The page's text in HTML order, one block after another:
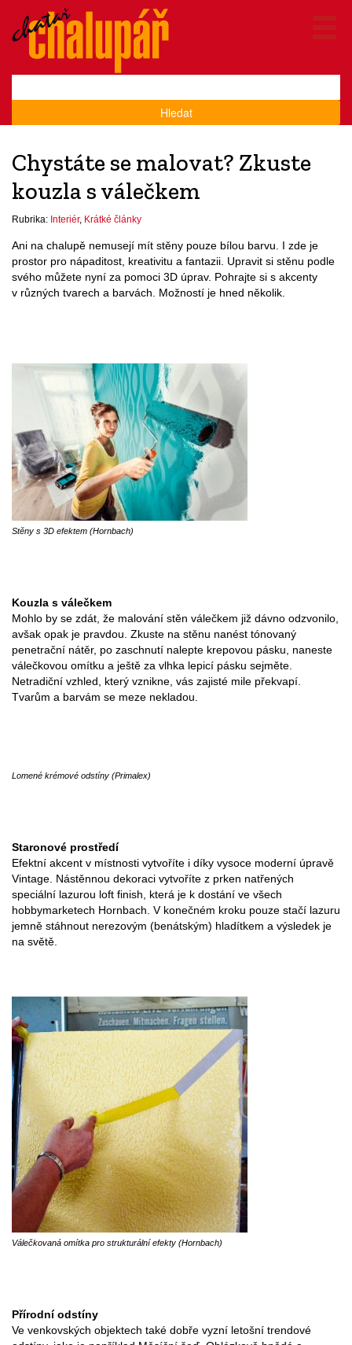
Hledat
Chystáte se malovat? Zkuste
kouzla s válečkem
Rubrika: Interiér, Krátké články
Ani na chalupě nemusejí mít stěny pouze bílou barvu. I zde je
prostor pro nápaditost, kreativitu a fantazii. Upravit si stěnu podle
svého můžete nyní za pomoci 3D úprav. Pohrajte si s akcenty
v různých tvarech a barvách. Možností je hned několik.
Stěny s 3D efektem (Hornbach)
Kouzla s válečkem
Mohlo by se zdát, že malování stěn válečkem již dávno odzvonilo,
avšak opak je pravdou. Zkuste na stěnu nanést tónovaný
penetrační nátěr, po zaschnutí nalepte krepovou pásku, naneste
válečkovou omítku a ještě za vlhka lepicí pásku sejměte.
Netradiční vzhled, který vznikne, vás zajisté mile překvapí.
Tvarům a barvám se meze nekladou.
Lomené krémové odstíny (Primalex)
Staronové prostředí
Efektní akcent v místnosti vytvoříte i díky vysoce moderní úpravě
Vintage. Nástěnnou dekoraci vytvoříte z prken natřených
speciální lazurou loft finish, která je k dostání ve všech
hobbymarketech Hornbach. V konečném kroku pouze stačí lazuru
jemně stáhnout nerezovým (benátským) hladítkem a výsledek je
na světě.
Válečkovaná omítka pro strukturální efekty (Hornbach)
Přírodní odstíny
Ve venkovských objektech také dobře vyzní letošní trendové